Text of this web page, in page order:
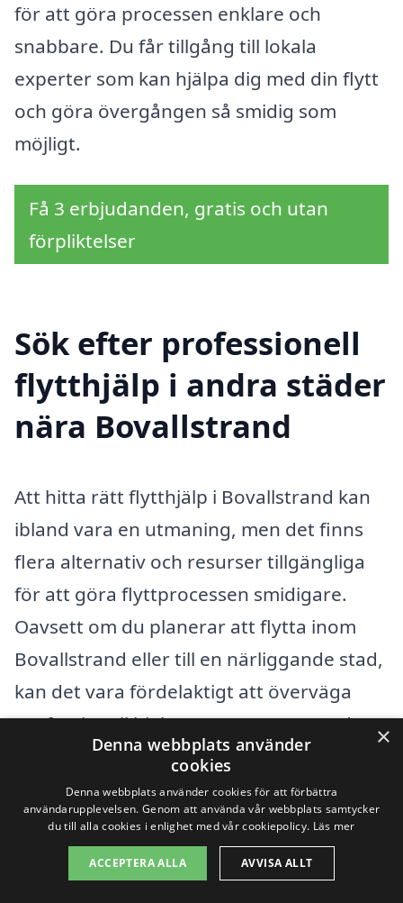
för att göra processen enklare och
snabbare. Du får tillgång till lokala
experter som kan hjälpa dig med din flytt
och göra övergången så smidig som
möjligt.
Få 3 erbjudanden, gratis och utan
förpliktelser
Sök efter professionell
flytthjälp i andra städer
nära Bovallstrand
Att hitta rätt flytthjälp i Bovallstrand kan
ibland vara en utmaning, men det finns
flera alternativ och resurser tillgängliga
för att göra flyttprocessen smidigare.
Oavsett om du planerar att flytta inom
Bovallstrand eller till en närliggande stad,
kan det vara fördelaktigt att överväga
professionell hjälp. Genom att använda
en plattform som xn--flytthjlp-pris-cib.se
kan du enkelt jämföra och få erbjudanden
från olika flyttföretag som är aktiva i din
region.
×
Denna webbplats använder
cookies
Denna webbplats använder cookies för att förbättra
användarupplevelsen. Genom att använda vår webbplats samtycker
du till alla cookies i enlighet med vår cookiepolicy. Läs mer
ACCEPTERA ALLA AVVISA ALLT